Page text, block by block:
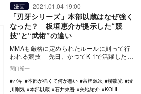
漫画 2021.01.04 19:00
「刃牙シリーズ」本部以蔵はなぜ強く
なった？ 板垣恵介が提示した“競
技”と“武術”の違い
MMAも厳格に定められたルールに則って行
われる競技 先日、かつてK-1で活躍したミ
営す…
関口裕一
バキ
本部が強くて何が悪い 富樫源次 柳龍光
渋
川剛気
本部以蔵 石井東吾 矢地祐介
KOHI